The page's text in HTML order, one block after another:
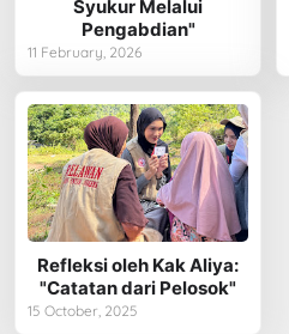
Syukur Melalui
Pengabdian"
11 February, 2026
Refleksi oleh Kak Aliya:
"Catatan dari Pelosok"
15 October, 2025